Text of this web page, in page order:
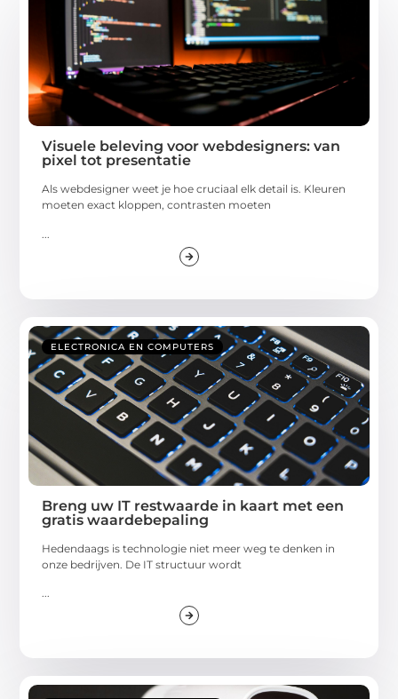
Visuele beleving voor webdesigners: van
pixel tot presentatie
Als webdesigner weet je hoe cruciaal elk detail is. Kleuren
moeten exact kloppen, contrasten moeten
ELECTRONICA EN COMPUTERS
Breng uw IT restwaarde in kaart met een
gratis waardebepaling
Hedendaags is technologie niet meer weg te denken in
onze bedrijven. De IT structuur wordt
...